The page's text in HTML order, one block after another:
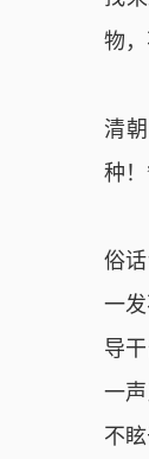
物
清
种
俗
一
导
一
不眩